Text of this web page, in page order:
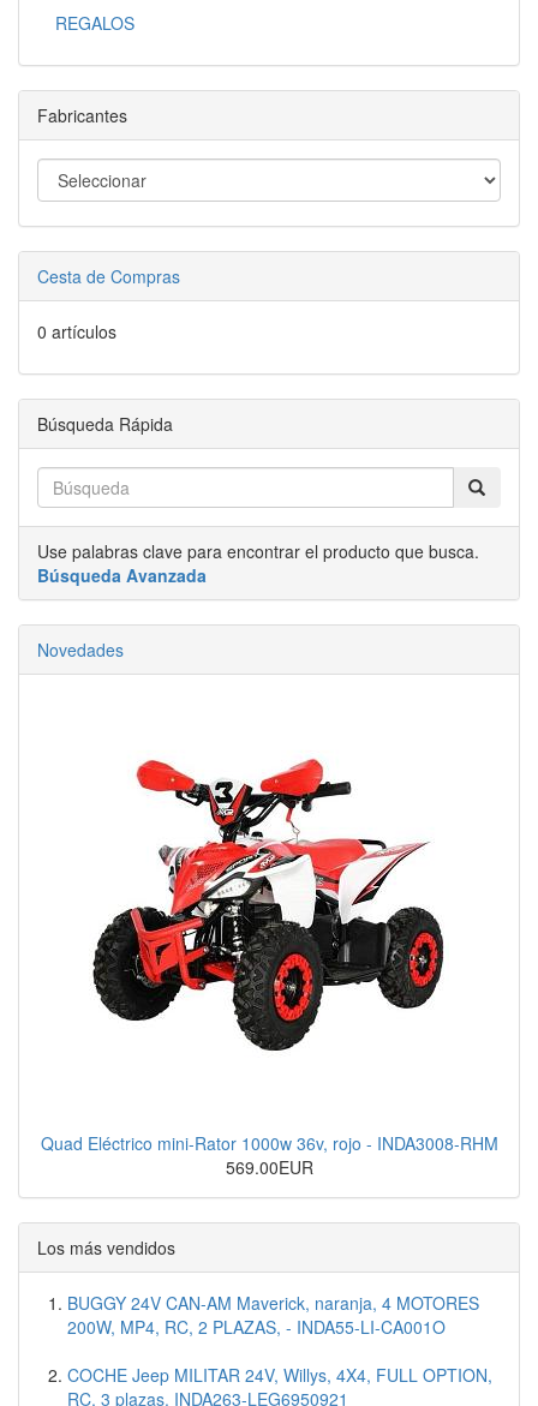
REGALOS
Fabricantes
Cesta de Compras
0 artículos
Búsqueda Rápida
Use palabras clave para encontrar el producto que busca.
Búsqueda Avanzada
Novedades
Quad Eléctrico mini-Rator 1000w 36v, rojo - INDA3008-RHM
569.00EUR
Los más vendidos
BUGGY 24V CAN-AM Maverick, naranja, 4 MOTORES
200W, MP4, RC, 2 PLAZAS, - INDA55-LI-CA001O
COCHE Jeep MILITAR 24V, Willys, 4X4, FULL OPTION,
RC, 3 plazas. INDA263-LEG6950921